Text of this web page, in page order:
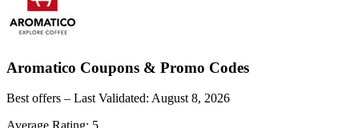
Aromatico Coupons & Promo Codes
Best offers – Last Validated: August 8, 2026